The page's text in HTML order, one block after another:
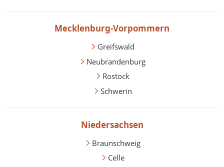
Mecklenburg-Vorpommern
Greifswald
Neubrandenburg
Rostock
Schwerin
Niedersachsen
Braunschweig
Celle